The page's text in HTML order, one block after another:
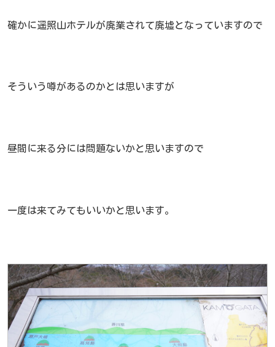
確かに遥照山ホテルが廃業されて廃墟となっていますので
そういう噂があるのかとは思いますが
昼間に来る分には問題ないかと思いますので
一度は来てみてもいいかと思います。